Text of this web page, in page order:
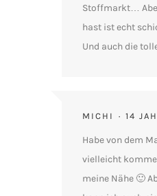
Stoffmarkt…
hast ist echt
Und auch die
MICHI 14
Habe von dem
vielleicht
meine Nähe 🙂